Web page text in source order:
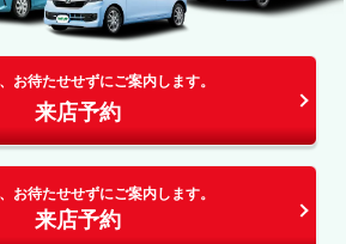
お待たせせずにご案内します。
来店予約
お待たせせずにご案内します。
来店予約